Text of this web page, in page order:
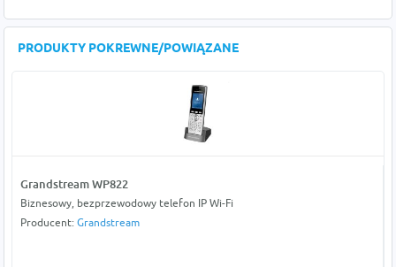
PRODUKTY POKREWNE/POWIĄZANE
Grandstream WP822
Biznesowy, bezprzewodowy telefon IP Wi-Fi
Producent: Grandstream